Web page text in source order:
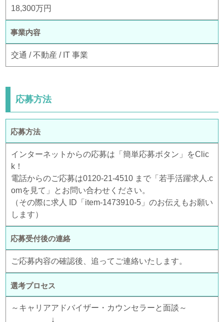
18,300万円
事業内容
交通 / 不動産 / IT 事業
応募方法
応募方法
インターネットからの応募は「簡単応募ボタン」をClic
k！
電話からのご応募は0120-21-4510 まで「若手活躍求人.c
omを見て」とお問い合わせください。
（その際に求人 ID「item-1473910-5」のお伝えもお願い
します）
応募受付後の連絡
ご応募内容の確認後、追ってご連絡いたします。
選考プロセス
～キャリアアドバイザー・カウンセラーと面談～
↓